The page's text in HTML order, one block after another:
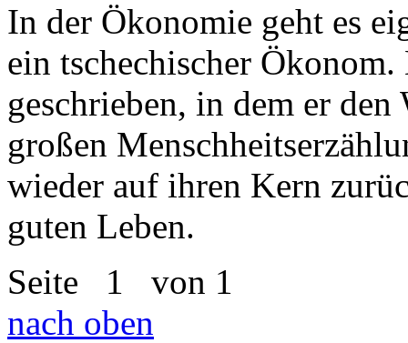
In der Ökonomie geht es
ein tschechischer
geschrieben, in dem er
großen
wieder auf ihren Kern
guten Leben.
Seite 1 von 1
nach oben